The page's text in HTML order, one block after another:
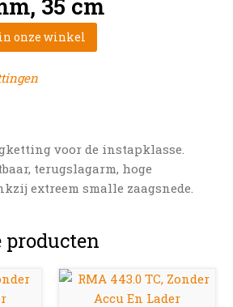
35 cm
onze winkel
voor de instapklasse.
terugslagarm, hoge
extreem smalle zaagsnede.
producten